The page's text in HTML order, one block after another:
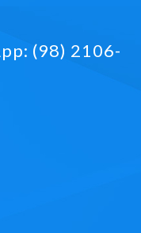
(98) 2106-